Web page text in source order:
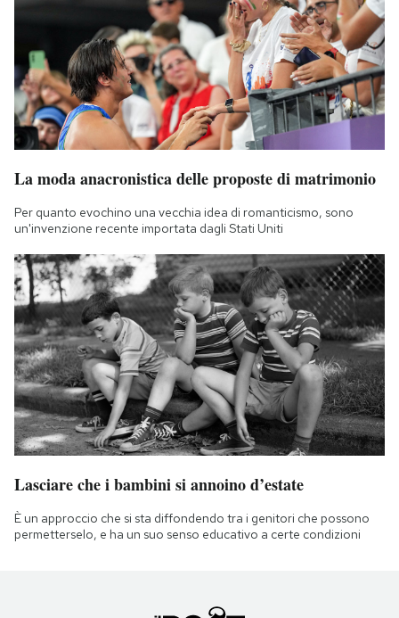
La moda anacronistica delle proposte di matrimonio
Per quanto evochino una vecchia idea di romanticismo, sono
un'invenzione recente importata dagli Stati Uniti
Lasciare che i bambini si annoino d’estate
È un approccio che si sta diffondendo tra i genitori che possono
permetterselo, e ha un suo senso educativo a certe condizioni